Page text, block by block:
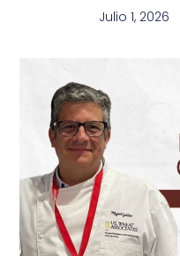
Julio 1, 2026